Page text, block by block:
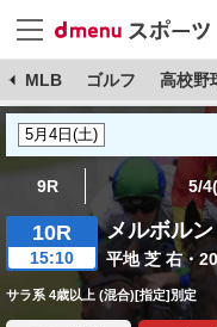
MLB ゴルフ 高校野
9R 5/
10R
15:10
メルボル
平地 芝 右・
サラ系 4歳以上 (混合)[指定]別定